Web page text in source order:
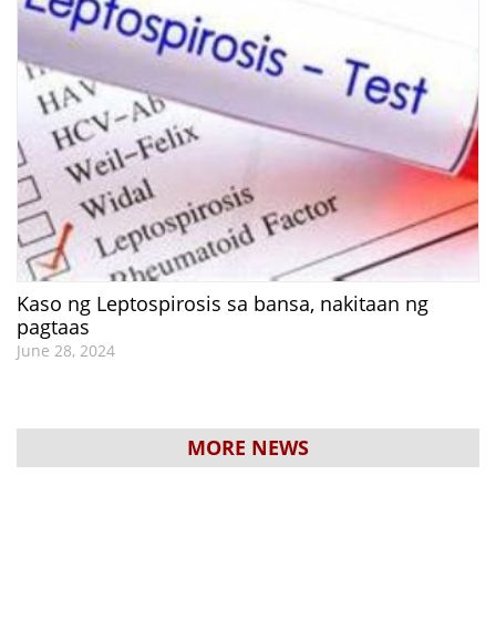
Kaso ng Leptospirosis sa bansa, nakitaan ng
pagtaas
June 28, 2024
MORE NEWS